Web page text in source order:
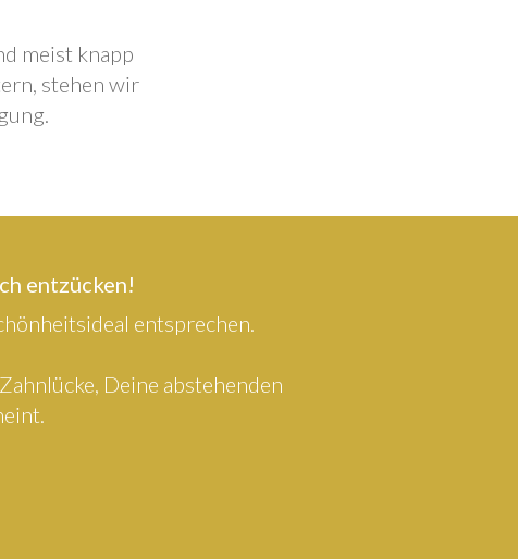
meist knapp
stehen wir
entzücken!
entsprechen.
Deine abstehenden